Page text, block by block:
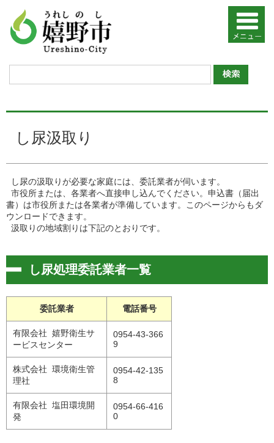
し尿汲取り
し尿の汲取りが必要な家庭には、委託業者が伺います。
市役所または、各業者へ直接申し込んでください。申込書（届出
書）は市役所または各業者が準備しています。このページからもダ
ウンロードできます。
汲取りの地域割りは下記のとおりです。
し尿処理委託業者一覧
委託業者 電話番号
有限会社 嬉野衛生サ
ービスセンター
0954-43-366
9
株式会社 環境衛生管
理社
0954-42-135
8
有限会社 塩田環境開
発
0954-66-416
0